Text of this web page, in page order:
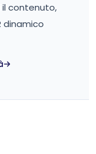
il contenuto,
dinamico